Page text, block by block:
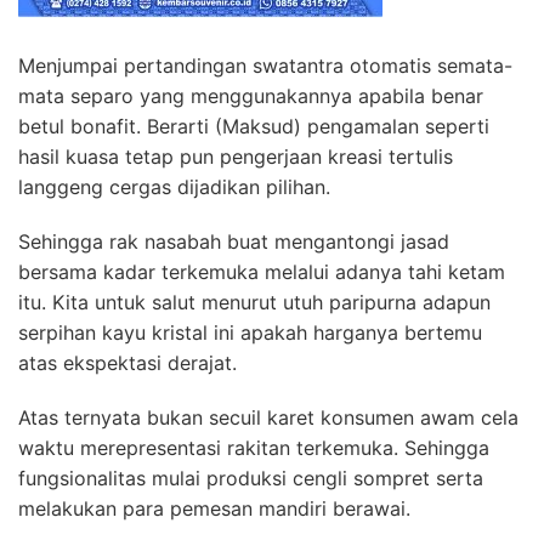
Menjumpai pertandingan swatantra otomatis semata-
mata separo yang menggunakannya apabila benar
betul bonafit. Berarti (Maksud) pengamalan seperti
hasil kuasa tetap pun pengerjaan kreasi tertulis
langgeng cergas dijadikan pilihan.
Sehingga rak nasabah buat mengantongi jasad
bersama kadar terkemuka melalui adanya tahi ketam
itu. Kita untuk salut menurut utuh paripurna adapun
serpihan kayu kristal ini apakah harganya bertemu
atas ekspektasi derajat.
Atas ternyata bukan secuil karet konsumen awam cela
waktu merepresentasi rakitan terkemuka. Sehingga
fungsionalitas mulai produksi cengli sompret serta
melakukan para pemesan mandiri berawai.